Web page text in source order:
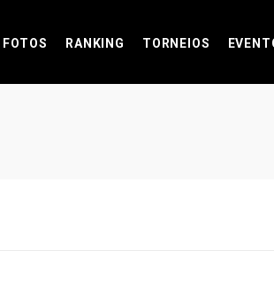
FOTOS RANKING TORNEIOS